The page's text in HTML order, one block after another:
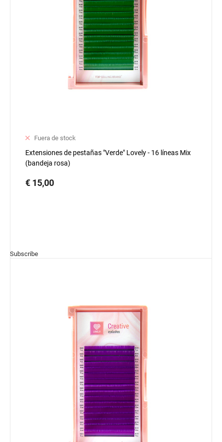
Fuera de stock
Extensiones de pestañas "Verde" Lovely - 16 líneas Mix
(bandeja rosa)
€ 15,00
Subscribe